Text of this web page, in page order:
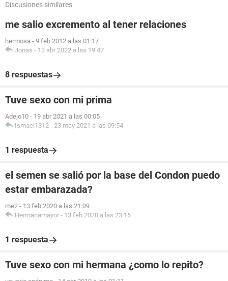
Discusiones similares
me salio excremento al tener relaciones
hermosa - 9 feb 2012 a las 01:17
Jonas - 13 abr 2022 a las 19:47
8 respuestas
Tuve sexo con mi prima
Adejo10 - 19 abr 2021 a las 00:05
Ismael1312 - 23 may 2021 a las 09:54
1 respuesta
el semen se salió por la base del Condon puedo
estar embarazada?
me2 - 13 feb 2020 a las 21:09
Hermanamayor - 13 feb 2020 a las 23:16
1 respuesta
Tuve sexo con mi hermana ¿como lo repito?